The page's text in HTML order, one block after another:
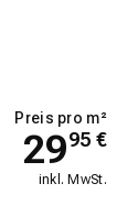
Preis pro m²
2995 €
inkl. MwSt.